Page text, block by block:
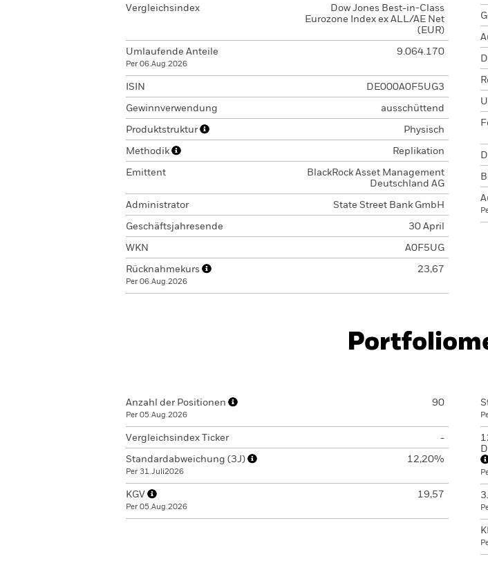
Vergleichsindex
Dow Jones Best-in-Class
Eurozone Index ex ALL/AE Net
(EUR)
Umlaufende Anteile
Per 06.Aug.2026
9.064.170
ISIN DE000A0F5UG3
Gewinnverwendung ausschüttend
Produktstruktur Physisch
Methodik Replikation
Emittent
BlackRock Asset Management
Deutschland AG
Administrator State Street Bank GmbH
Geschäftsjahresende 30 April
WKN A0F5UG
Rücknahmekurs
Per 06.Aug.2026
23,67
Anzahl der Positionen
Per 05.Aug.2026
90
Vergleichsindex Ticker -
Standardabweichung (3J)
Per 31.Juli2026
12,20%
KGV
Per 05.Aug.2026
19,57